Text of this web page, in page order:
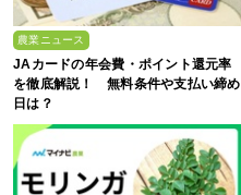
農業ニュース
JAカードの年会費・ポイント還元率
を徹底解説！ 無料条件や支払い締め
日は？